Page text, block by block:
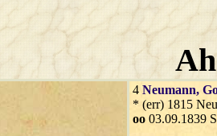
4 Neumann,
* (err) 1815
oo 03.09.1839